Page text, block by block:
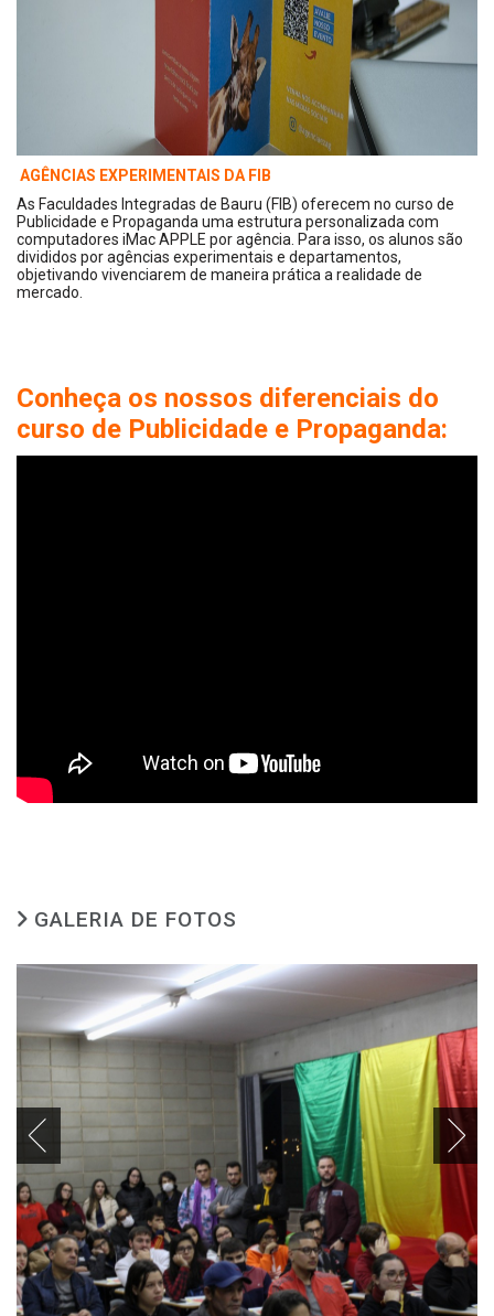
AGÊNCIAS EXPERIMENTAIS DA FIB
As Faculdades Integradas de Bauru (FIB) oferecem no curso de
Publicidade e Propaganda uma estrutura personalizada com
computadores iMac APPLE por agência. Para isso, os alunos são
divididos por agências experimentais e departamentos,
objetivando vivenciarem de maneira prática a realidade de
mercado.
Conheça os nossos diferenciais do
curso de Publicidade e Propaganda:
GALERIA DE FOTOS